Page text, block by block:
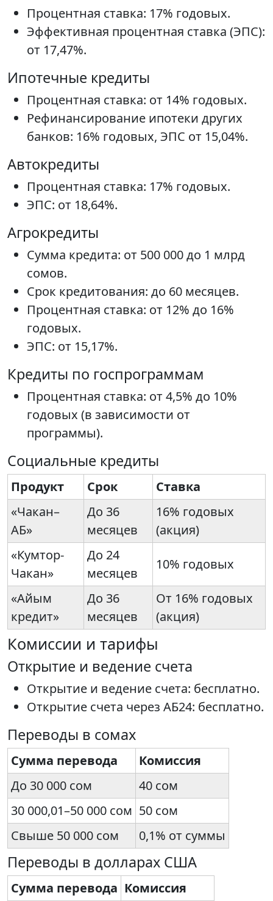
Процентная ставка: 17% годовых.
Эффективная процентная ставка (ЭПС):
от 17,47%.
Ипотечные кредиты
Процентная ставка: от 14% годовых.
Рефинансирование ипотеки других
банков: 16% годовых, ЭПС от 15,04%.
Автокредиты
Процентная ставка: 17% годовых.
ЭПС: от 18,64%.
Агрокредиты
Сумма кредита: от 500 000 до 1 млрд
сомов.
Срок кредитования: до 60 месяцев.
Процентная ставка: от 12% до 16%
годовых.
ЭПС: от 15,17%.
Кредиты по госпрограммам
Процентная ставка: от 4,5% до 10%
годовых (в зависимости от
программы).
Социальные кредиты
Продукт Срок
Ставка
«Чакан–
АБ»
До 36
месяцев
16% годовых
(акция)
«Кумтор-
Чакан»
До 24
месяцев
10% годовых
«Айым
кредит»
До 36
месяцев
От 16% годовых
(акция)
Комиссии и тарифы
Открытие и ведение счета
Открытие и ведение счета: бесплатно.
Открытие счета через АБ24: бесплатно.
Переводы в сомах
Сумма перевода
Комиссия
До 30 000 сом
40 сом
30 000,01–50 000 сом 50 сом
Свыше 50 000 сом
0,1% от суммы
Переводы в долларах США
Сумма перевода Комиссия